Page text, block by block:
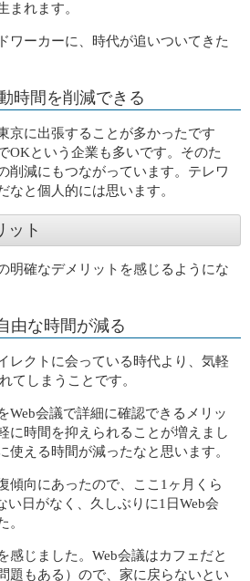
まれます。
ワーカーに、時代が追いついてきた
時間を削減できる
京に出張することが多かったです
OKという企業も多いです。そのた
削減にもつながっています。テレワ
なと個人的には思います。
ット
明確なデメリットを感じるようにな
由な時間が減る
レクトに会っている時代より、気軽
てしまうことです。
Web会議で詳細に確認できるメリッ
に時間を抑えられることが増えまし
使える時間が減ったなと思います。
傾向にあったので、ここ1ヶ月くら
い日がなく、久しぶりに1日Web会
。
感じました。Web会議はカフェだと
題もある）ので、家に戻らないとい